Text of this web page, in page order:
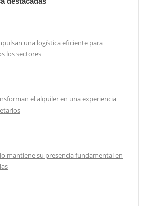
una logística eficiente para
los sectores
el alquiler en una experiencia
mantiene su presencia fundamental en